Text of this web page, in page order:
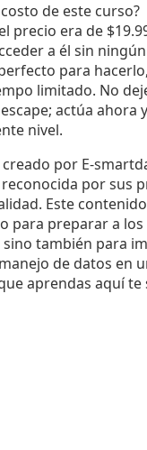
de este curso?
precio era de
a él sin
para
limitado. No
actúa ahora
nivel.
por E-
por sus
Este
para preparar a
sino también para
de datos en
aprendas aquí te